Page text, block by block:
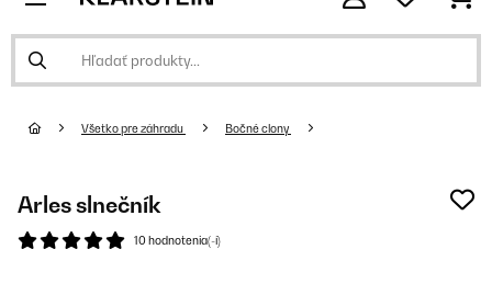
Všetko pre záhradu Bočné clony
Arles slnečník
10 hodnotenia(-í)